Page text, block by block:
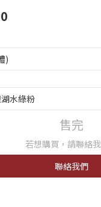
售完
若想購買，請聯絡我
聯絡我們